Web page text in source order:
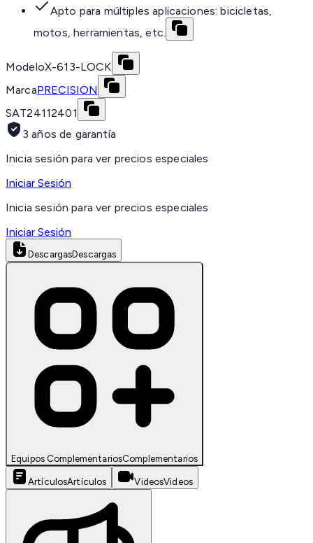
Apto para múltiples aplicaciones: bicicletas,
motos, herramientas, etc.
ModeloX-613-LOCK
MarcaPRECISION
SAT24112401
3 años de garantía
Inicia sesión para ver precios especiales
Iniciar Sesión
Inicia sesión para ver precios especiales
Iniciar Sesión
DescargasDescargas
Equipos ComplementariosComplementarios
ArtículosArtículos VideosVideos